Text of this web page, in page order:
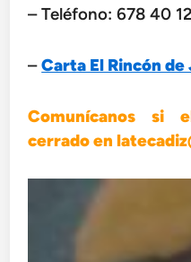
– Teléfono:678 40
–Carta El Rincón de
Comunícanos si
cerrado en